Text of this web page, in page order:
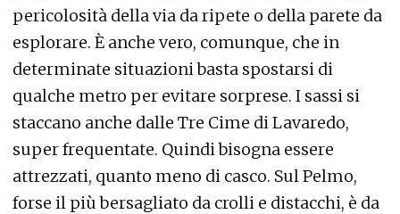
pericolosità della via da ripete o della parete da
esplorare. È anche vero, comunque, che in
determinate situazioni basta spostarsi di
qualche metro per evitare sorprese. I sassi si
staccano anche dalle Tre Cime di Lavaredo,
super frequentate. Quindi bisogna essere
attrezzati, quanto meno di casco. Sul Pelmo,
forse il più bersagliato da crolli e distacchi, è da